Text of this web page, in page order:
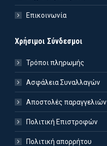
Επικοινωνία
Χρήσιμοι Σύνδεσμοι
Τρόποι πληρωμής
Ασφάλεια Συναλλαγών
Αποστολές παραγγελιών
Πολιτική Επιστροφών
Πολιτική απορρήτου